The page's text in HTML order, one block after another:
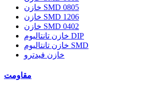
خازن SMD 0805
خازن SMD 1206
خازن SMD 0402
خازن تانتالیوم DIP
خازن تانتالیوم SMD
خازن فیدترو
مقاومت